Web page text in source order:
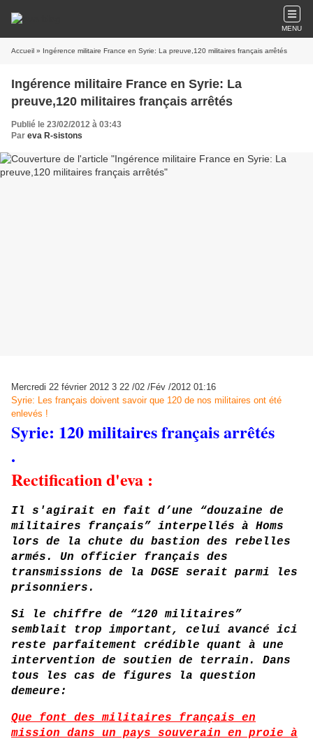
MENU
Accueil » Ingérence militaire France en Syrie: La preuve,120 militaires français arrêtés
Ingérence militaire France en Syrie: La
preuve,120 militaires français arrêtés
Publié le 23/02/2012 à 03:43
Par eva R-sistons
Mercredi 22 février 2012 3 22 /02 /Fév /2012 01:16
Syrie: Les français doivent savoir que 120 de nos militaires ont été
enlevés !
Syrie: 120 militaires français arrêtés
.
Rectification d'eva :
Il s'agirait en fait d’une “douzaine de
militaires français” interpellés à Homs
lors de la chute du bastion des rebelles
armés. Un officier français des
transmissions de la DGSE serait parmi les
prisonniers.
Si le chiffre de “120 militaires”
semblait trop important, celui avancé ici
reste parfaitement crédible quant à une
intervention de soutien de terrain. Dans
tous les cas de figures la question
demeure:
Que font des militaires français en
mission dans un pays souverain en proie à